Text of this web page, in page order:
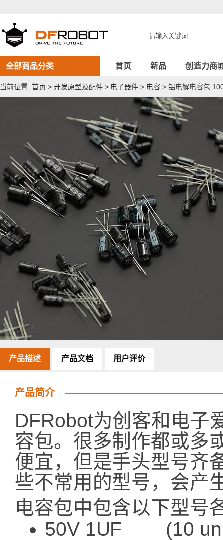
电
容
包
100
件
全部商品分类 首页 新品 创造力商
当前位置: 首页 > 开发原型及配件 > 电子器件 > 电容 > 铝电解电容包
产品描述 产品文档 用户评价
产品简介
DFRobot为创客和电子
容包。很多制作都或多
便宜，但是手头型号齐
些不常用的型号，会产
电容包中包含以下型号
50V 1UF (10